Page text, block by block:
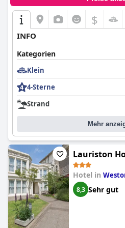
$
INFO
Kategorien
Klein
4-Sterne
Strand
Mehr
Lauriston
Hotel in
8,3 Sehr gut